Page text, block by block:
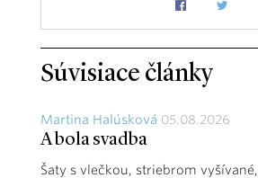
Súvisiace články
Martina Halúsková 05.08.2026
A bola svadba
Šaty s vlečkou, striebrom